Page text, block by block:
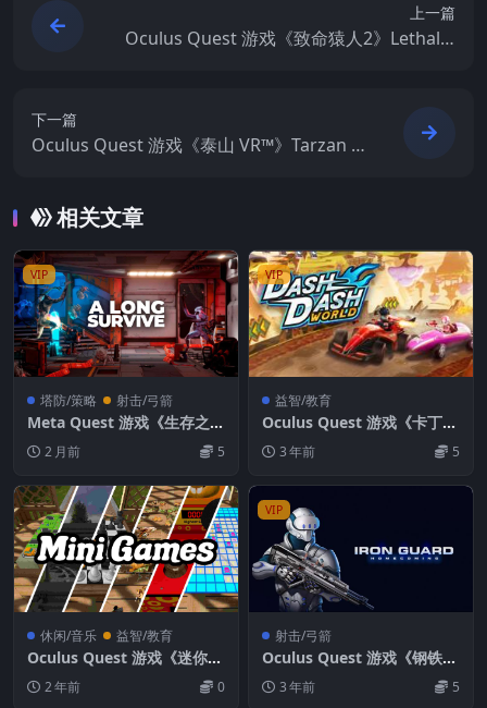
上一篇
Oculus Quest 游戏《致命猿人2》Lethal A
下一篇
Oculus Quest 游戏《泰山 VR™》Tarzan V
相关文章
VIP
塔防/策略 射击/弓箭
Meta Quest 游戏《生存之战
VR》A Long Survive VR
2 月前 5
VIP
益智/教育
Oculus Quest 游戏《卡丁车
世界》DashDash World VR
3 年前 5
休闲/音乐 益智/教育
Oculus Quest 游戏《迷你手
控VR》Fingers: Mini Game
s VR手势控制游戏下载
2 年前 0
VIP
射击/弓箭
Oculus Quest 游戏《钢铁卫
士归来》IRON GUARD: Ho
mecoming
3 年前 5